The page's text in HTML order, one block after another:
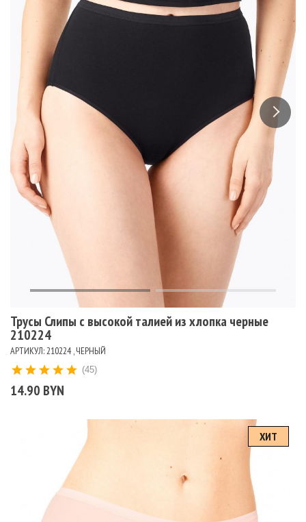
Трусы Слипы с высокой талией из хлопка черные
210224
АРТИКУЛ: 210224 , ЧЕРНЫЙ
14.90 BYN
(45)
ХИТ